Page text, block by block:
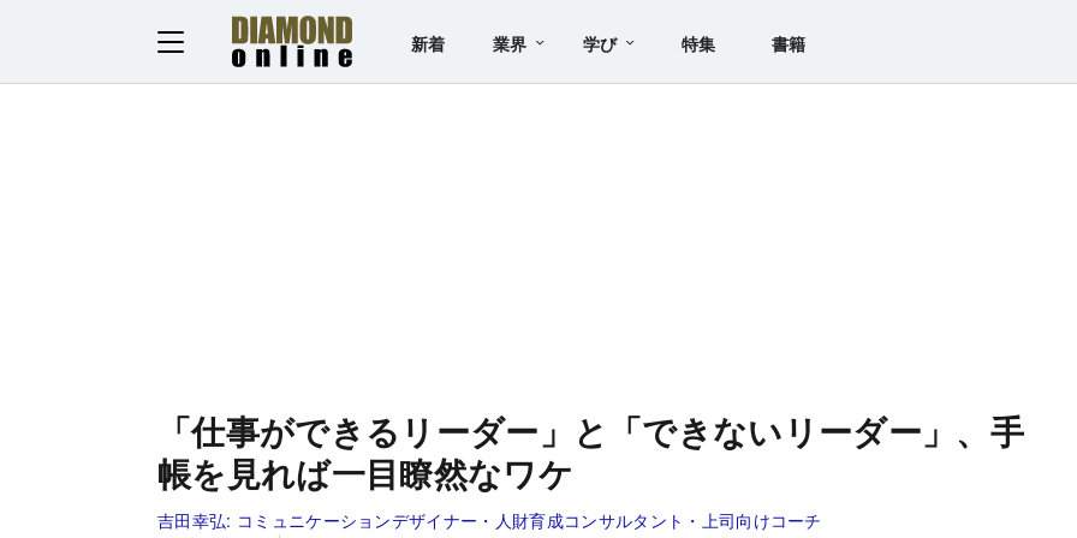
新着 業界 学び 特集 書籍
「仕事ができるリーダー」と「できないリーダー」、手
帳を見れば一目瞭然なワケ
吉田幸弘: コミュニケーションデザイナー・人財育成コンサルタント・上司向けコーチ